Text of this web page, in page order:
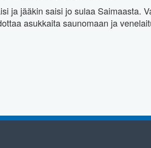
ja jääkin saisi jo sulaa Saimaasta.
asukkaita saunomaan ja